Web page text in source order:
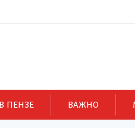
ПЕНЗЕ ВАЖНО